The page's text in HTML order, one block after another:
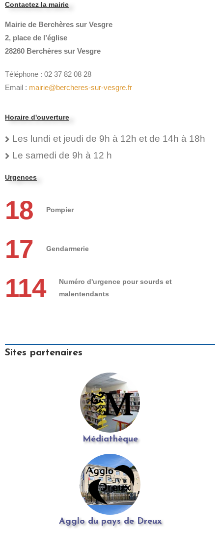
Contactez la mairie
Mairie de Berchères sur Vesgre
2, place de l’église
28260 Berchères sur Vesgre
Téléphone : 02 37 82 08 28
Email : mairie@bercheres-sur-vesgre.fr
Horaire d'ouverture
Les lundi et jeudi de 9h à 12h et de 14h à 18h
Le samedi de 9h à 12 h
Urgences
18 Pompier
17 Gendarmerie
114
Numéro d'urgence pour sourds et
malentendants
Sites partenaires
Médiathèque
Agglo du pays de Dreux